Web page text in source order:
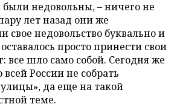
были недовольны, – ничего не
лет назад они же
свое недовольство буквально и
просто принести свои
все шло само собой. Сегодня же
России не собрать
да еще на такой
теме.